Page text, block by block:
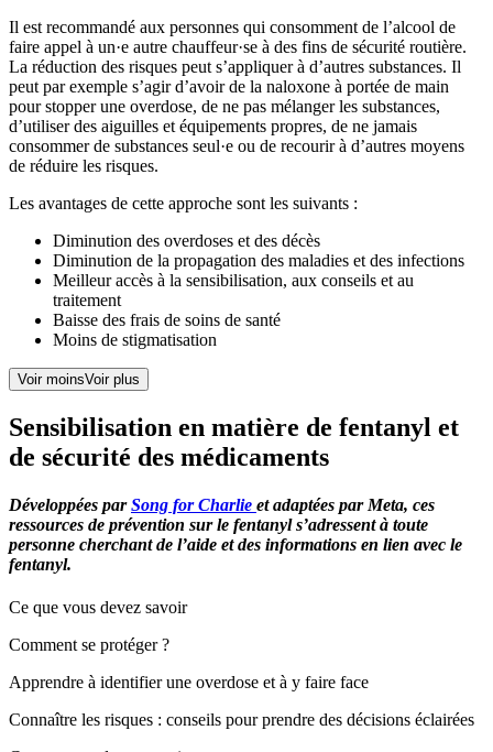
Il est recommandé aux personnes qui consomment de l’alcool de
faire appel à un·e autre chauffeur·se à des fins de sécurité routière.
La réduction des risques peut s’appliquer à d’autres substances. Il
peut par exemple s’agir d’avoir de la naloxone à portée de main
pour stopper une overdose, de ne pas mélanger les substances,
d’utiliser des aiguilles et équipements propres, de ne jamais
consommer de substances seul·e ou de recourir à d’autres moyens
de réduire les risques.
Les avantages de cette approche sont les suivants :
Diminution des overdoses et des décès
Diminution de la propagation des maladies et des infections
Meilleur accès à la sensibilisation, aux conseils et au
traitement
Baisse des frais de soins de santé
Moins de stigmatisation
Voir moinsVoir plus
Sensibilisation en matière de fentanyl et
de sécurité des médicaments
Développées parSong for Charlie et adaptées par Meta, ces
ressources de prévention sur le fentanyl s’adressent à toute
personne cherchant de l’aide et des informations en lien avec le
fentanyl.
Ce que vous devez savoir
Comment se protéger ?
Apprendre à identifier une overdose et à y faire face
Connaître les risques : conseils pour prendre des décisions éclairées